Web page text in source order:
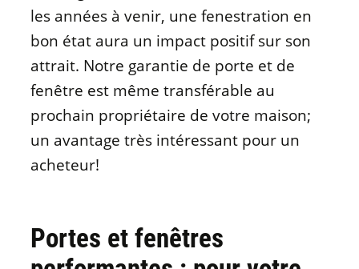
les années à venir, une fenestration en
bon état aura un impact positif sur son
attrait. Notre garantie de porte et de
fenêtre est même transférable au
prochain propriétaire de votre maison;
un avantage très intéressant pour un
acheteur!
Portes et fenêtres